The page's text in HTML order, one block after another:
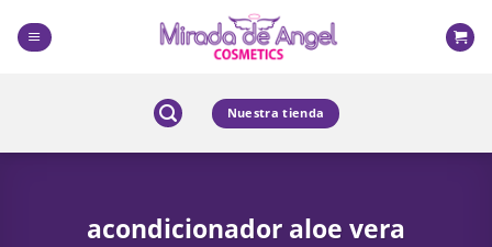
content
Nuestra tienda
acondicionador aloe vera